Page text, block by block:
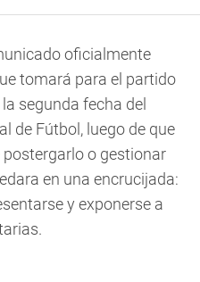
oficialmente
tomará para el partido
segunda fecha del
de Fútbol, luego de que
o gestionar
en una encrucijada:
y exponerse a